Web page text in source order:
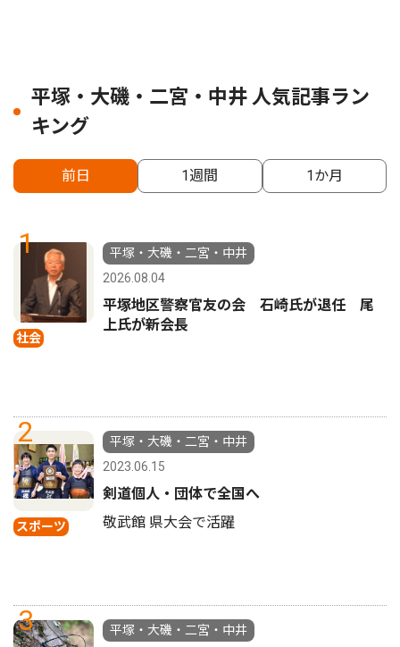
平塚・大磯・二宮・中井 人気記事ラン
キング
前日 1週間 1か月
1
社会
平塚・大磯・二宮・中井
2026.08.04
平塚地区警察官友の会 石崎氏が退任 尾
上氏が新会長
2
スポーツ
平塚・大磯・二宮・中井
2023.06.15
剣道個人・団体で全国へ
敬武館 県大会で活躍
3
平塚・大磯・二宮・中井